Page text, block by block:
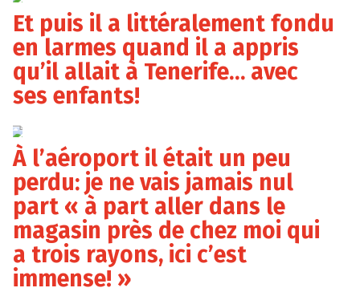
Et puis il a littéralement fondu
en larmes quand il a appris
qu’il allait à Tenerife… avec
ses enfants!
Auvio
À l’aéroport il était un peu
perdu: je ne vais jamais nul
part « à part aller dans le
magasin près de chez moi qui
a trois rayons, ici c’est
immense! »